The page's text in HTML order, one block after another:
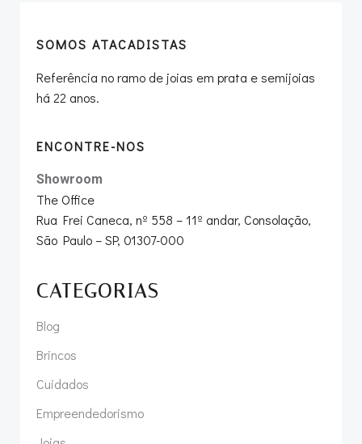
SOMOS ATACADISTAS
Referência no ramo de joias em prata e semijoias
há 22 anos.
ENCONTRE-NOS
Showroom
The Office
Rua Frei Caneca, nº 558 – 11º andar, Consolação,
São Paulo – SP, 01307-000
CATEGORIAS
Blog
Brincos
Cuidados
Empreendedorismo